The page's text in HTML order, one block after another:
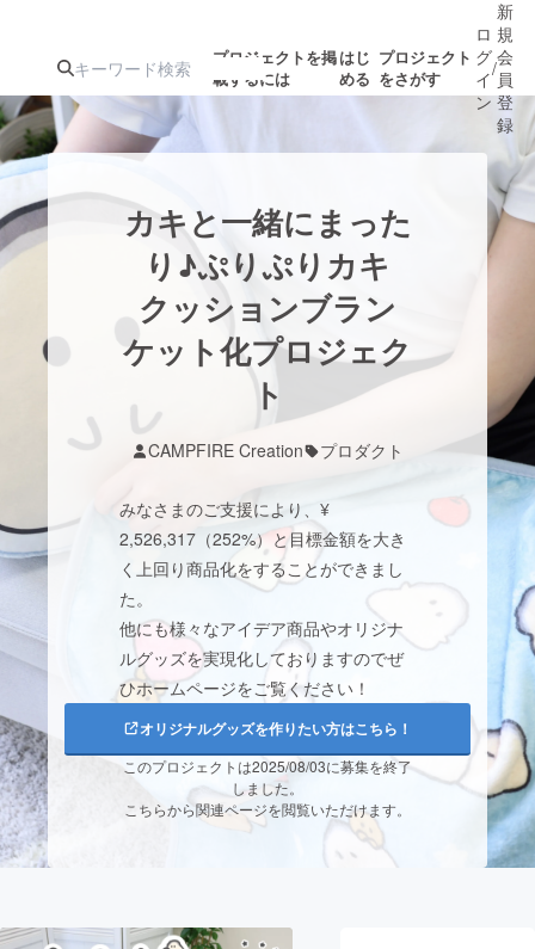
プロジェクトを掲
載するには
はじ
める
プロジェクト
をさがす
人気のプロ
ジェクト
注目のリ
ターン
注目の新着プロ
ジェクト
募集終了が近いプ
ロジェクト
もうすぐ公開
されます
アート・写真
テクノロジー・ガジェット ゲーム・
映像・映画
ビジネス・起業 チャレンジ
まちづくり・地域活性化
CAMPFIRE for Social GoodCAMPFIRE Creation
CAMPFIREふるさと納税machi-yaコミュニティ
ロ
グ
イ
ン
/
新
規
会
員
登
録
カキと一緒にまった
り♪ぷりぷりカキ
クッションブラン
ケット化プロジェク
ト
CAMPFIRE Creation プロダクト
みなさまのご支援により、¥
2,526,317（252%）と目標金額を大き
く上回り商品化をすることができまし
た。
他にも様々なアイデア商品やオリジナ
ルグッズを実現化しておりますのでぜ
ひホームページをご覧ください！
オリジナルグッズを作りたい方はこちら！
このプロジェクトは2025/08/03に募集を終了
しました。
こちらから関連ページを閲覧いただけます。